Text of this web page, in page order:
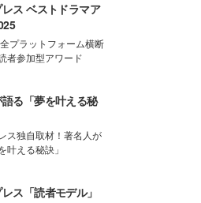
ス ベストドラマア
プラットフォーム横断
者参加型アワード
る「夢を叶える秘
ス独自取材！著名人が
叶える秘訣」
ス「読者モデル」